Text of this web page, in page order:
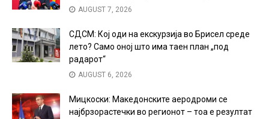
AUGUST 7, 2026
СДСМ: Кој оди на екскурзија во Брисел среде
лето? Само оној што има таен план „под
радарот“
AUGUST 6, 2026
Мицкоски: Македонските аеродроми се
најбрзорастечки во регионот – тоа е резултат